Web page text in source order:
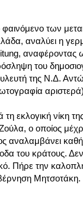
φαινόμενο των
αναλύει η
αναφέροντας
του
της Ν.Δ.
εκλογική νίκη
ο οποίος μέχρι
αναλαμβάνει
του κράτους.
Πήρε την
Μητσοτάκη.